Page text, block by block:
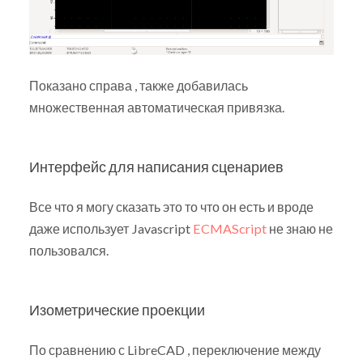
Показано справа , также добавилась
множественная автоматическая привязка.
Интерфейс для написания сценариев
Все что я могу сказать это то что он есть и вроде
даже использует Javascript ECMAScriptне знаю не
пользовался.
Изометрические проекции
По сравнению с LibreCAD , переключение между